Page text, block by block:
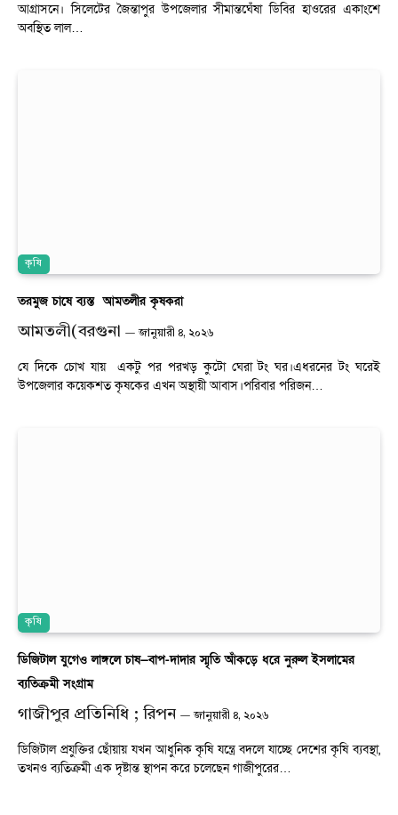
আগ্রাসনে। সিলেটের জৈন্তাপুর উপজেলার সীমান্তঘেঁষা ডিবির হাওরের একাংশে
অবস্থিত লাল…
কৃষি
তরমুজ চাষে ব্যস্ত আমতলীর কৃষকরা
আমতলী(বরগুনা জানুয়ারী ৪, ২০২৬
যে দিকে চোখ যায় একটু পর পরখড় কুটো ঘেরা টং ঘর।এধরনের টং ঘরেই
উপজেলার কয়েকশত কৃষকের এখন অস্থায়ী আবাস।পরিবার পরিজন…
কৃষি
ডিজিটাল যুগেও লাঙ্গলে চাষ—বাপ-দাদার স্মৃতি আঁকড়ে ধরে নুরুল ইসলামের
ব্যতিক্রমী সংগ্রাম
গাজীপুর প্রতিনিধি ; রিপন জানুয়ারী ৪, ২০২৬
ডিজিটাল প্রযুক্তির ছোঁয়ায় যখন আধুনিক কৃষি যন্ত্রে বদলে যাচ্ছে দেশের কৃষি ব্যবস্থা,
তখনও ব্যতিক্রমী এক দৃষ্টান্ত স্থাপন করে চলেছেন গাজীপুরের…